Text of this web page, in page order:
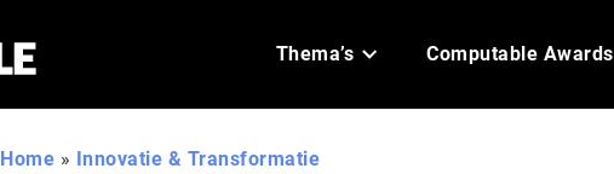
Thema’s Computable Awards
Home » Innovatie & Transformatie